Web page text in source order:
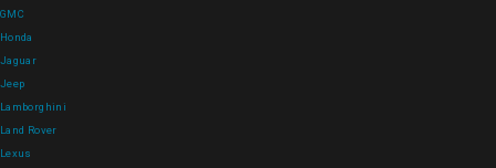
GMC
Honda
Jaguar
Jeep
Lamborghini
Land Rover
Lexus